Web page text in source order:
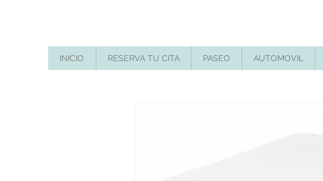
INICIO RESERVA TU CITA PASEO AUTOMOVIL